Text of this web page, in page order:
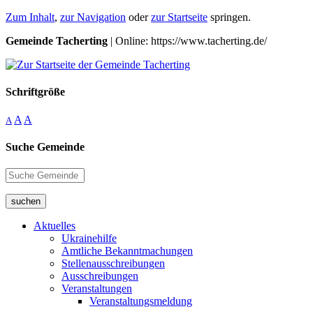
Zum Inhalt, zur Navigation oderzur Startseite springen.
Gemeinde Tacherting | Online: https://www.tacherting.de/
Schriftgröße
A A A
Suche Gemeinde
suchen
Aktuelles
Ukrainehilfe
Amtliche Bekanntmachungen
Stellenausschreibungen
Ausschreibungen
Veranstaltungen
Veranstaltungsmeldung